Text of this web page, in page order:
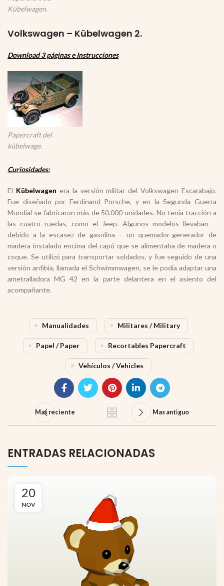
Kübelwagen.
Volkswagen – Kübelwagen 2.
Download 3 páginas e Instrucciones
Papercraft del
kübelwage.
Curiosidades:
El Kübelwagen era la versión militar del Volkswagen Escarabajo.
Fue diseñado por Ferdinand Porsche, y en la Segunda Guerra
Mundial se fabricaron más de 50.000 unidades. No tenía tracción a
las cuatro ruedas, como el Jeep. Algunos modelos llevaban –
debido a la escasez de gasolina – un quemador-generador de
madera instalado encima del capó que se alimentaba de madera o
coque. Se utilizó para transportar soldados, y fue seguido de una
versión anfibia, llamada el Schwimmwagen, se le podía adaptar una
ametralladora MG 42 en la parte delantera en el asiento del
acompañante.
Manualidades Militares / Military
Papel / Paper Recortables Papercraft
Vehículos / Vehicles
Mas reciente Mas antiguo
ENTRADAS RELACIONADAS
20
NOV